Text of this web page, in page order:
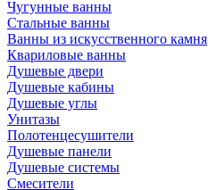
Чугунные ванны
Стальные ванны
Ванны из искусственного камня
Квариловые ванны
Душевые двери
Душевые кабины
Душевые углы
Унитазы
Полотенцесушители
Душевые панели
Душевые системы
Смесители